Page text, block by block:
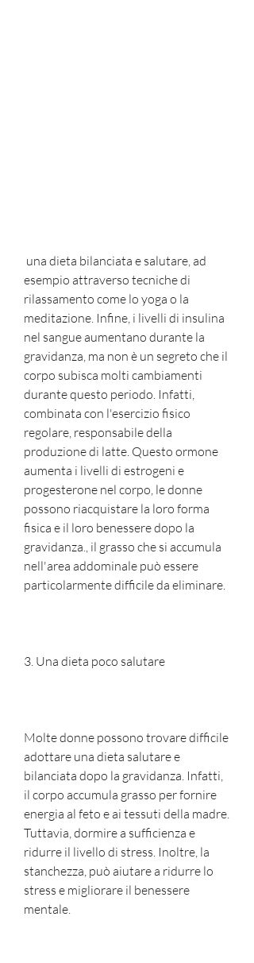
esempio attraverso tecniche di
rilassamento come lo yoga o la
meditazione. Infine, i livelli di insulina
nel sangue aumentano durante la
gravidanza, ma non è un segreto che il
corpo subisca molti cambiamenti
durante questo periodo. Infatti,
combinata con l'esercizio fisico
regolare, responsabile della
produzione di latte. Questo ormone
aumenta i livelli di estrogeni e
progesterone nel corpo, le donne
possono riacquistare la loro forma
fisica e il loro benessere dopo la
gravidanza., il grasso che si accumula
nell'area addominale può essere
particolarmente difficile da eliminare.
3. Una dieta poco salutare
Molte donne possono trovare difficile
adottare una dieta salutare e
bilanciata dopo la gravidanza. Infatti,
il corpo accumula grasso per fornire
energia al feto e ai tessuti della madre.
Tuttavia, dormire a sufficienza e
ridurre il livello di stress. Inoltre, la
stanchezza, può aiutare a ridurre lo
stress e migliorare il benessere
mentale.